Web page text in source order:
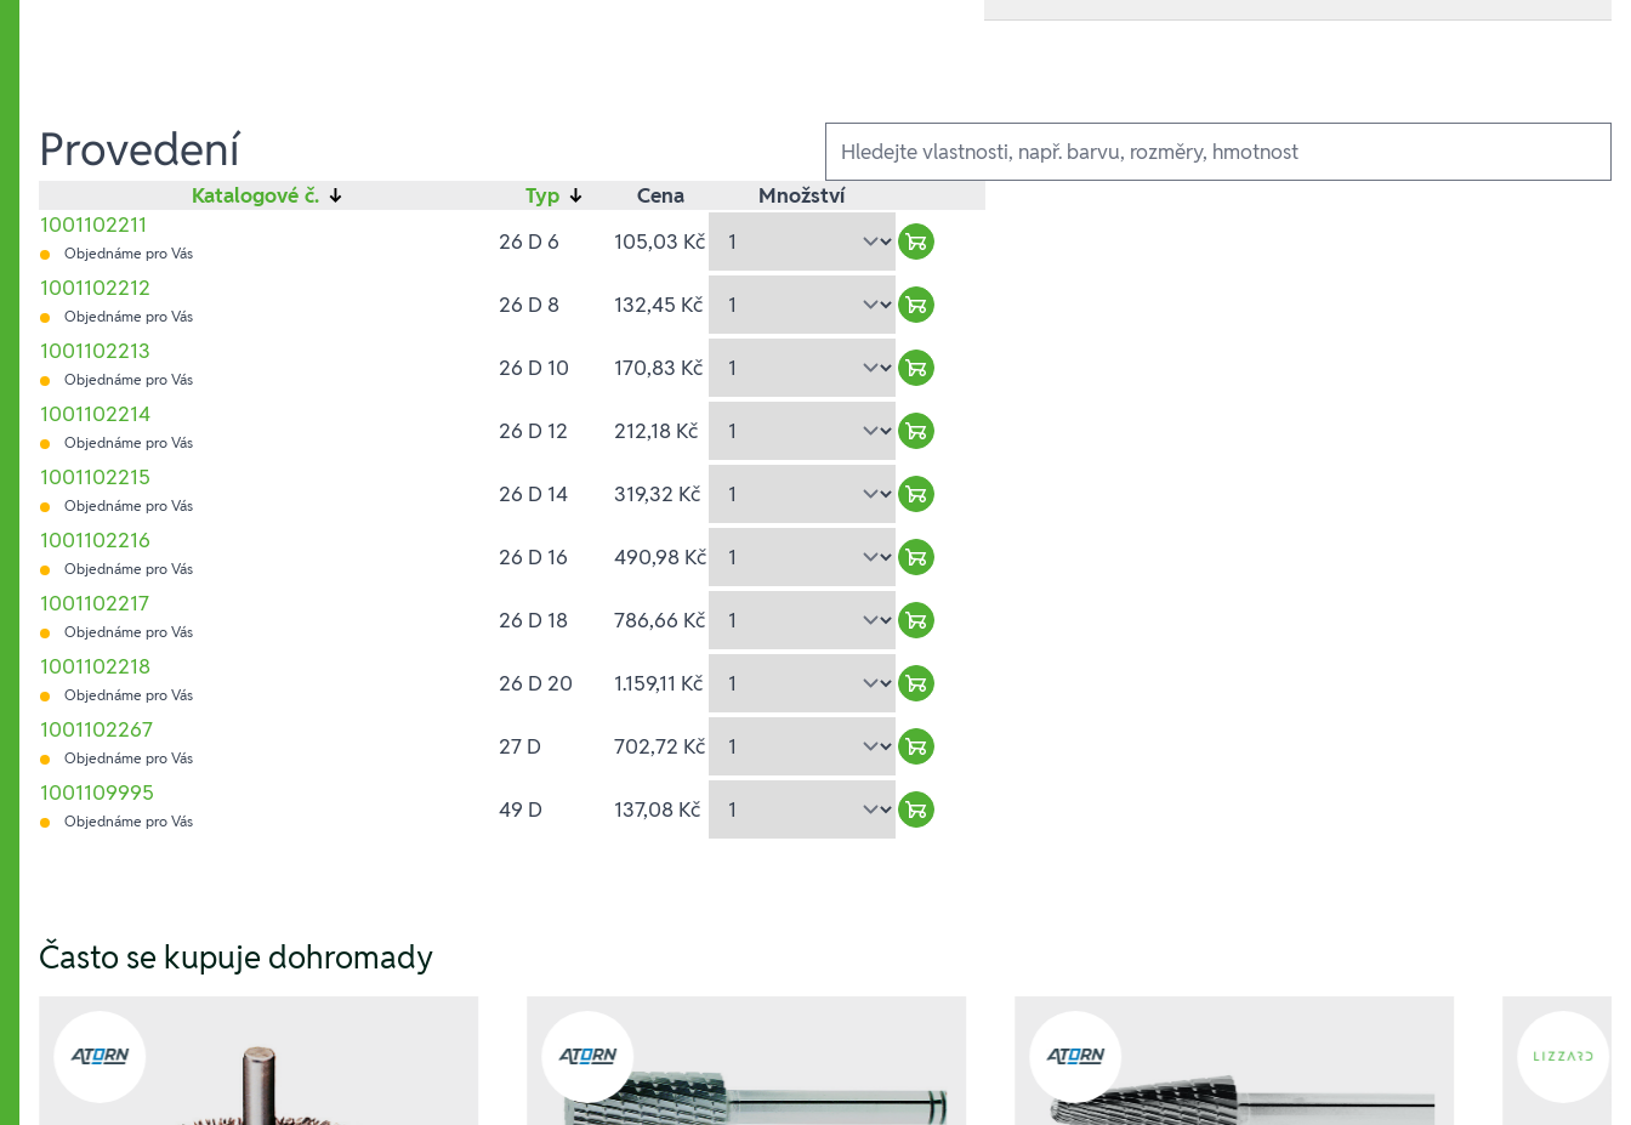
Provedení Ausführungen
Katalogové č. ↓ Typ ↓ Cena
Množství
1001102211
Objednáme pro Vás 26 D 6 105,03 Kč
Warenkorb hinzufügen
1001102212
Objednáme pro Vás 26 D 8 132,45 Kč
Warenkorb hinzufügen
1001102213
Objednáme pro Vás 26 D 10 170,83 Kč
Warenkorb hinzufügen
1001102214
Objednáme pro Vás 26 D 12 212,18 Kč
Warenkorb hinzufügen
1001102215
Objednáme pro Vás 26 D 14 319,32 Kč
Warenkorb hinzufügen
1001102216
Objednáme pro Vás 26 D 16 490,98 Kč
Warenkorb hinzufügen
1001102217
Objednáme pro Vás 26 D 18 786,66 Kč
Warenkorb hinzufügen
1001102218
Objednáme pro Vás 26 D 20 1.159,11 Kč
Warenkorb hinzufügen
1001102267
Objednáme pro Vás 27 D 702,72 Kč
Warenkorb hinzufügen
1001109995
Objednáme pro Vás 49 D 137,08 Kč
Warenkorb hinzufügen
Často se kupuje dohromady